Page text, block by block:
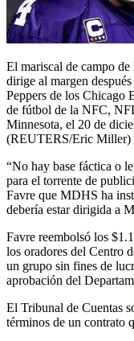
El mariscal de campo
dirige al margen
Peppers de los Chicago
de fútbol de la NFC,
Minnesota, el 20 de
(REUTERS/Eric Miller)
“No hay base fáctica o
para el torrente de
Favre que MDHS ha
debería estar dirigida a
Favre reembolsó los
los oradores del Centro
un grupo sin fines de
aprobación del
El Tribunal de Cuentas
términos de un contrato